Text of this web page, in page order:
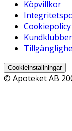
Köpvillkor
Cookiepolicy
Cookieinställningar
© Apoteket AB